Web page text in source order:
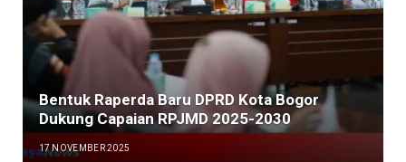
Bentuk Raperda Baru DPRD Kota Bogor
Dukung Capaian RPJMD 2025-2030
17 NOVEMBER 2025